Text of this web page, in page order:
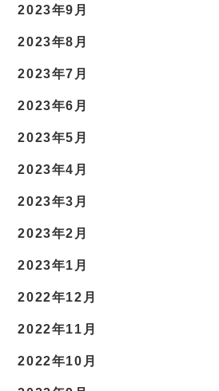
2023年9月
2023年8月
2023年7月
2023年6月
2023年5月
2023年4月
2023年3月
2023年2月
2023年1月
2022年12月
2022年11月
2022年10月